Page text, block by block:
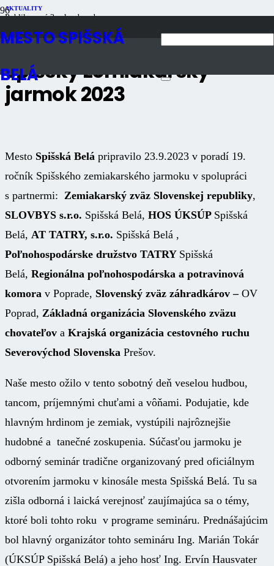
MESTO SPIŠSKÁ
BELÁ
AKTUALITY
Publikované3 roky dozadu
Spišský zemiakarský
jarmok 2023
Mesto Spišská Belá pripravilo 23.9.2023 v poradí 19.
ročník Spišského zemiakarského jarmoku v spolupráci
s partnermi: Zemiakarský zväz Slovenskej republiky,
SLOVBYS s.r.o. Spišská Belá, HOS ÚKSÚP Spišská
Belá, AT TATRY, s.r.o. Spišská Belá ,
Poľnohospodárske družstvo TATRY Spišská
Belá, Regionálna poľnohospodárska a potravinová
komora v Poprade, Slovenský zväz záhradkárov – OV
Poprad, Základná organizácia Slovenského zväzu
chovateľov a Krajská organizácia cestovného ruchu
Severovýchod Slovenska Prešov.
Naše mesto ožilo v tento sobotný deň veselou hudbou,
tancom, príjemnými chuťami a vôňami. Podujatie, kde
hlavným hrdinom je zemiak, vystúpili najrôznejšie
hudobné a tanečné zoskupenia. Súčasťou jarmoku je
odborný seminár tradične organizovaný pred oficiálnym
otvorením jarmoku v kinosále mesta Spišská Belá. Tu sa
zišla odborná i laická verejnosť zaujímajúca sa o témy,
ktoré boli tohto roku v programe semináru. Prednášajúcim
bol hlavný organizátor tohto semináru Ing. Marián Tokár
(ÚKSÚP Spišská Belá) a jeho hosť Ing. Ervín Hausvater